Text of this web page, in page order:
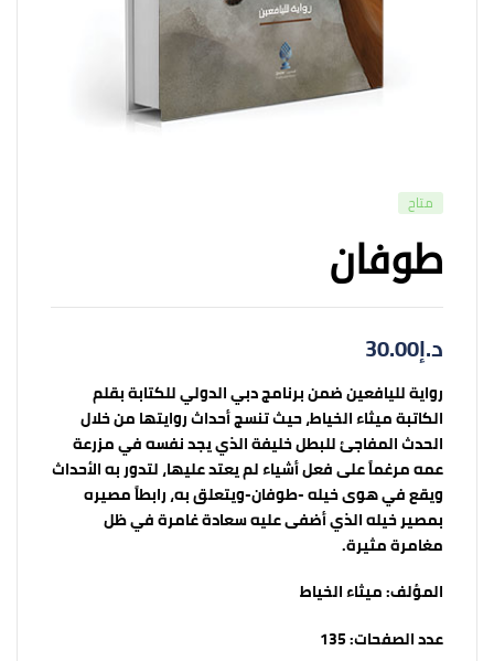
متاح
طوفان
د.إ30.00
رواية لليافعين ضمن برنامج دبي الدولي للكتابة بقلم
الكاتبة ميثاء الخياط، حيث تنسج أحداث روايتها من خلال
الحدث المفاجئ للبطل خليفة الذي يجد نفسه في مزرعة
عمه مرغماً على فعل أشياء لم يعتد عليها، لتدور به الأحداث
ويقع في هوى خيله -طوفان-ويتعلق به، رابطاً مصيره
بمصير خيله الذي أضفى عليه سعادة غامرة في ظل
مغامرة مثيرة.
المؤلف:ميثاء الخياط
عدد الصفحات: